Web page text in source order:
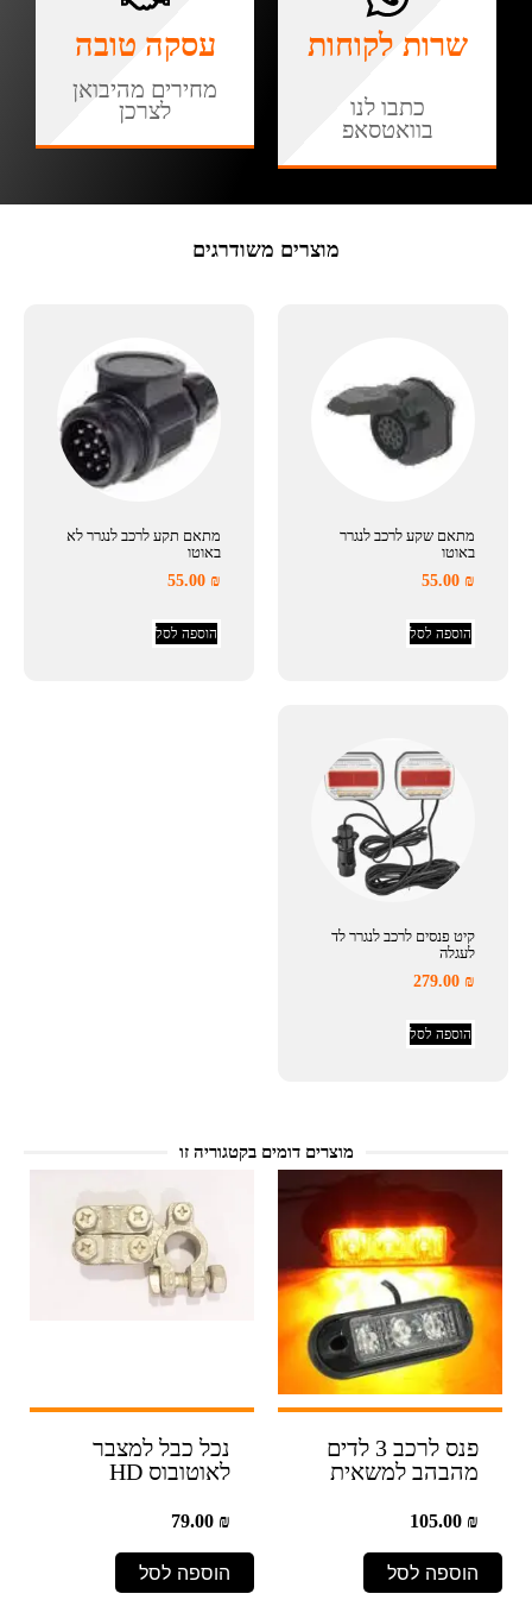
שרות לקוחות
כתבו לנו
בוואטסאפ
עסקה טובה
מחירים מהיבואן
לצרכן
מוצרים משודרגים
מתאם שקע לרכב לנגרר
באוטו
55.00₪
הוספה לסל
מתאם תקע לרכב לנגרר לא
באוטו
55.00₪
הוספה לסל
קיט פנסים לרכב לנגרר לד
לעגלה
279.00₪
הוספה לסל
מוצרים דומים בקטגוריה זו
פנס לרכב 3 לדים
מהבהב למשאית
105.00₪
הוספה לסל
נכל כבל למצבר
לאוטובוס HD
79.00₪
הוספה לסל